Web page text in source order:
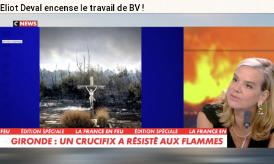
Eliot Deval encense le travail de BV !